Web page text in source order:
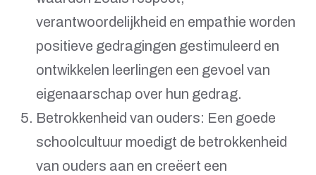
verantwoordelijkheid en empathie worden
positieve gedragingen gestimuleerd en
ontwikkelen leerlingen een gevoel van
eigenaarschap over hun gedrag.
Betrokkenheid van ouders: Een goede
schoolcultuur moedigt de betrokkenheid
van ouders aan en creëert een